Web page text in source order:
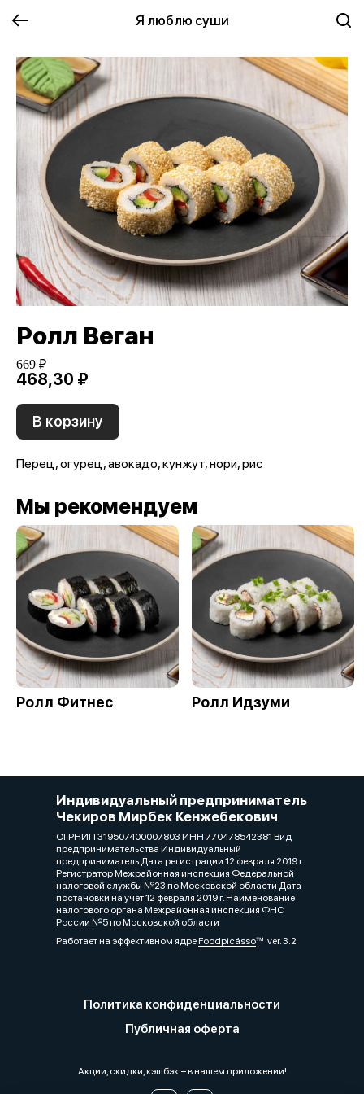
Я люблю суши
Ролл Веган
669 ₽
468,30 ₽
В корзину
Перец, огурец, авокадо, кунжут, нори, рис
Мы рекомендуем
Ролл Фитнес Ролл Идзуми
Индивидуальный предприниматель
Чекиров Мирбек Кенжебекович
ОГРНИП 319507400007803 ИНН 770478542381 Вид
предпринимательства Индивидуальный
предприниматель Дата регистрации 12 февраля 2019 г.
Регистратор Межрайонная инспекция Федеральной
налоговой службы №23 по Московской области Дата
постановки на учёт 12 февраля 2019 г. Наименование
налогового органа Межрайонная инспекция ФНС
России №5 по Московской области
Работает на эффективном ядреFoodpicássover. 3.2
Политика конфиденциальности
Публичная оферта
Акции, скидки, кэшбэк − в нашем приложении!